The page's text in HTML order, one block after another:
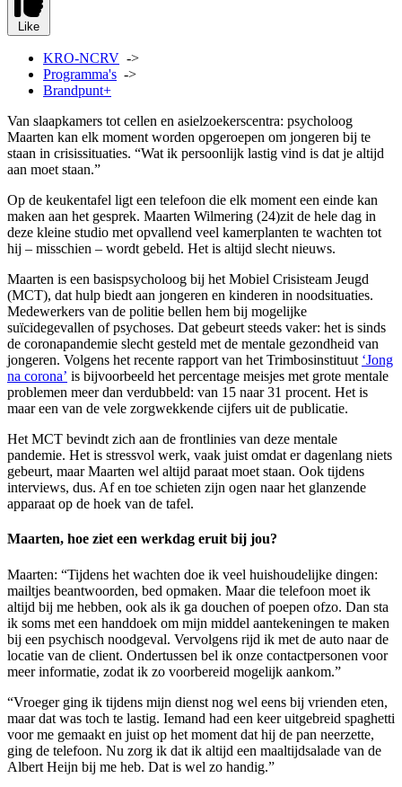
Like
KRO-NCRV ->
Programma's ->
Brandpunt+
Van slaapkamers tot cellen en asielzoekerscentra: psycholoog
Maarten kan elk moment worden opgeroepen om jongeren bij te
staan in crisissituaties. “Wat ik persoonlijk lastig vind is dat je altijd
aan moet staan.”
Op de keukentafel ligt een telefoon die elk moment een einde kan
maken aan het gesprek. Maarten Wilmering (24)zit de hele dag in
deze kleine studio met opvallend veel kamerplanten te wachten tot
hij – misschien – wordt gebeld. Het is altijd slecht nieuws.
Maarten is een basispsycholoog bij het Mobiel Crisisteam Jeugd
(MCT), dat hulp biedt aan jongeren en kinderen in noodsituaties.
Medewerkers van de politie bellen hem bij mogelijke
suïcidegevallen of psychoses. Dat gebeurt steeds vaker: het is sinds
de coronapandemie slecht gesteld met de mentale gezondheid van
jongeren. Volgens het recente rapport van het Trimbosinstituut ‘Jong
na corona’ is bijvoorbeeld het percentage meisjes met grote mentale
problemen meer dan verdubbeld: van 15 naar 31 procent. Het is
maar een van de vele zorgwekkende cijfers uit de publicatie.
Het MCT bevindt zich aan de frontlinies van deze mentale
pandemie. Het is stressvol werk, vaak juist omdat er dagenlang niets
gebeurt, maar Maarten wel altijd paraat moet staan. Ook tijdens
interviews, dus. Af en toe schieten zijn ogen naar het glanzende
apparaat op de hoek van de tafel.
Maarten, hoe ziet een werkdag eruit bij jou?
Maarten: “Tijdens het wachten doe ik veel huishoudelijke dingen:
mailtjes beantwoorden, bed opmaken. Maar die telefoon moet ik
altijd bij me hebben, ook als ik ga douchen of poepen ofzo. Dan sta
ik soms met een handdoek om mijn middel aantekeningen te maken
bij een psychisch noodgeval. Vervolgens rijd ik met de auto naar de
locatie van de client. Ondertussen bel ik onze contactpersonen voor
meer informatie, zodat ik zo voorbereid mogelijk aankom.”
“Vroeger ging ik tijdens mijn dienst nog wel eens bij vrienden eten,
maar dat was toch te lastig. Iemand had een keer uitgebreid spaghetti
voor me gemaakt en juist op het moment dat hij de pan neerzette,
ging de telefoon. Nu zorg ik dat ik altijd een maaltijdsalade van de
Albert Heijn bij me heb. Dat is wel zo handig.”